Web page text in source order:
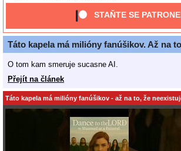
STAŇTE SE
Táto kapela má milióny fanúšikov. Až na
O tom kam smeruje sucasne AI.
Přejít na článek
Táto kapela má milióny fanúšikov - až na to, že